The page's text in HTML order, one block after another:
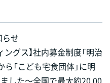
らせ
ングス】社内募金制度「明治
ら「こども宅食団体」に明
した～全国で最大約20,00